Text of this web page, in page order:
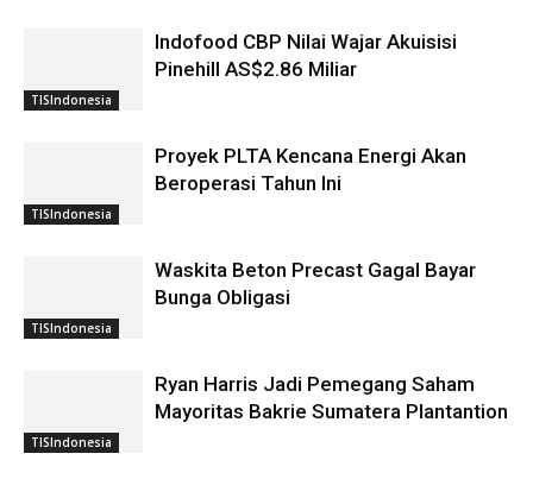
TISIndonesia
Indofood CBP Nilai Wajar Akuisisi
Pinehill AS$2.86 Miliar
TISIndonesia
Proyek PLTA Kencana Energi Akan
Beroperasi Tahun Ini
TISIndonesia
Waskita Beton Precast Gagal Bayar
Bunga Obligasi
TISIndonesia
Ryan Harris Jadi Pemegang Saham
Mayoritas Bakrie Sumatera Plantantion